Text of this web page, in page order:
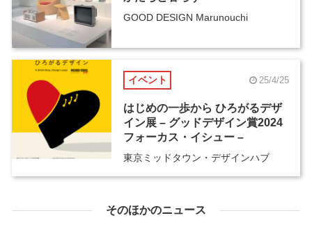
GOOD DESIGN Marunouchi
イベント 25/4/25
はじめの一歩から ひろがるデザ
イン展 – グッドデザイン賞2024
フォーカス・イシュー –
東京ミッドタウン・デザインハブ
そのほかのニュース